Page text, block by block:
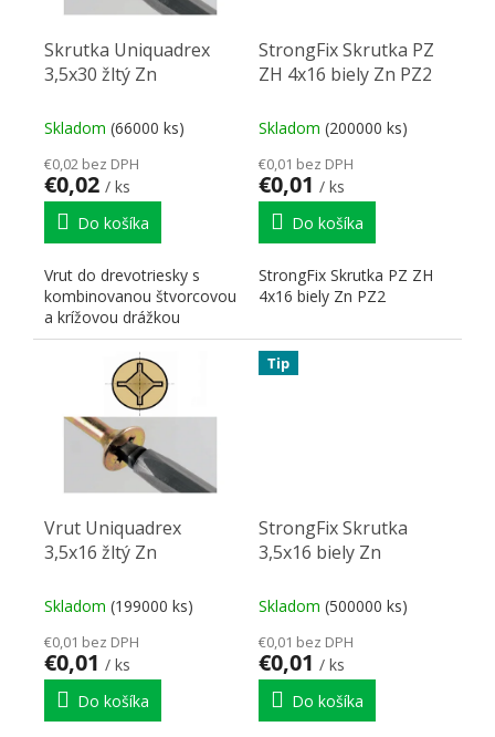
Skrutka Uniquadrex
3,5x30 žltý Zn
Skladom (66000 ks)
€0,02 bez DPH
€0,02 / ks
Do košíka
Vrut do drevotriesky s
kombinovanou štvorcovou
a krížovou drážkou
StrongFix Skrutka PZ
ZH 4x16 biely Zn PZ2
Skladom (200000 ks)
€0,01 bez DPH
€0,01 / ks
Do košíka
StrongFix Skrutka PZ ZH
4x16 biely Zn PZ2
Vrut Uniquadrex
3,5x16 žltý Zn
Skladom (199000 ks)
€0,01 bez DPH
€0,01 / ks
Do košíka
Tip
StrongFix Skrutka
3,5x16 biely Zn
Skladom (500000 ks)
€0,01 bez DPH
€0,01 / ks
Do košíka